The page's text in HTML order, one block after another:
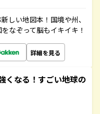
しい地図本！国境や州、
なぞって脳もイキイキ！
詳細を見る
くなる！すごい地球の